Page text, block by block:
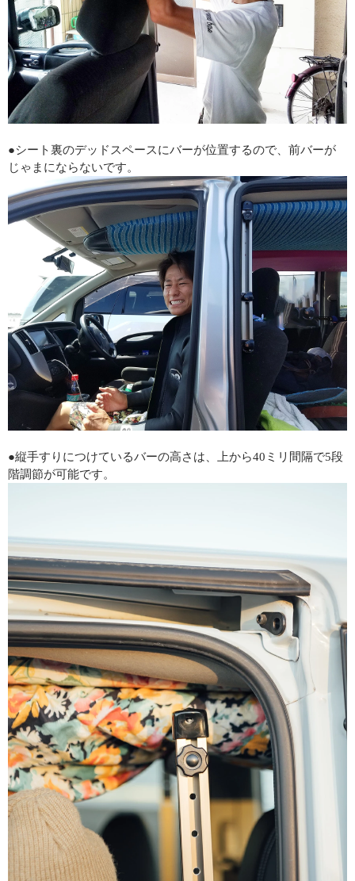
●シート裏のデッドスペースにバーが位置するので、前バーが
じゃまにならないです。
●縦手すりにつけているバーの高さは、上から40ミリ間隔で5段
階調節が可能です。